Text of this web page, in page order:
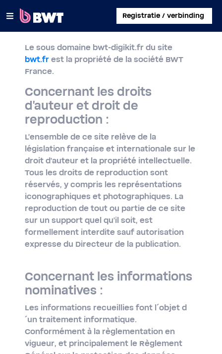
Registratie / verbinding
×
INLOGGEN
EEN KLANTACCOUNT AANMAKEN
EEN KIT ZONDER ACCOUNT REGISTREREN
OVER BWT
CONTACT
Le sous domaine bwt-digikit.fr du site
bwt.fr est la propriété de la société BWT
France.
Concernant les droits
d'auteur et droit de
reproduction :
L'ensemble de ce site relève de la
législation française et internationale sur le
droit d'auteur et la propriété intellectuelle.
Tous les droits de reproduction sont
réservés, y compris les représentations
iconographiques et photographiques. La
reproduction de tout ou partie de ce site
sur un support quel qu'il soit, est
formellement interdite sauf autorisation
expresse du Directeur de la publication.
Concernant les informations
nominatives :
Les informations recueillies font l´objet d
´un traitement informatique.
Conformément à la règlementation en
vigueur, et principalement le Règlement